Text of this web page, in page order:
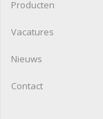
Producten
Vacatures
Nieuws
Contact